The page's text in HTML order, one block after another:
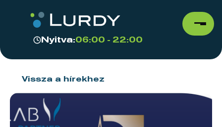
Nyitva:06:00 - 22:00
Vissza a hírekhez